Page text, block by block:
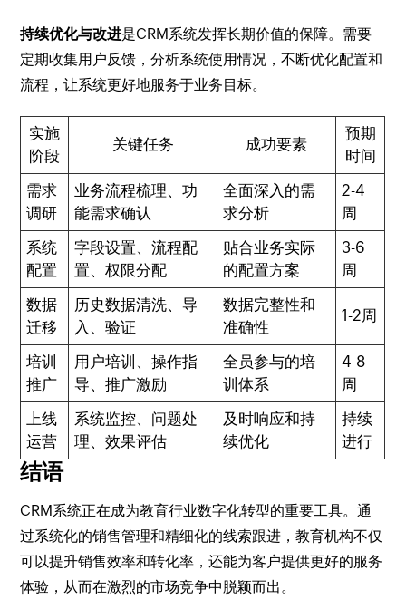
持续优化与改进是CRM系统发挥长期价值的保障。需要
定期收集用户反馈，分析系统使用情况，不断优化配置和
流程，让系统更好地服务于业务目标。
实施
阶段
关键任务 成功要素
预期
时间
需求
调研
业务流程梳理、功
能需求确认
全面深入的需
求分析
2-4
周
系统
配置
字段设置、流程配
置、权限分配
贴合业务实际
的配置方案
3-6
周
数据
迁移
历史数据清洗、导
入、验证
数据完整性和
准确性
1-2周
培训
推广
用户培训、操作指
导、推广激励
全员参与的培
训体系
4-8
周
上线
运营
系统监控、问题处
理、效果评估
及时响应和持
续优化
持续
进行
结语
CRM系统正在成为教育行业数字化转型的重要工具。通
过系统化的销售管理和精细化的线索跟进，教育机构不仅
可以提升销售效率和转化率，还能为客户提供更好的服务
体验，从而在激烈的市场竞争中脱颖而出。